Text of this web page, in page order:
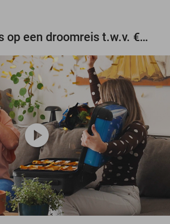
Maak gratis kans op een droomreis t.w.v. €3.000!
play_circle